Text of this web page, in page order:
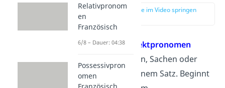
zur Stelle im Video springen
Diedirekten Objektpronomen
ersetzen Personen, Sachen oder
Sachverhalte in einem Satz. Beginnt
Relativpronom
en
Französisch
6/8 – Dauer: 04:38
Possessivpron
omen